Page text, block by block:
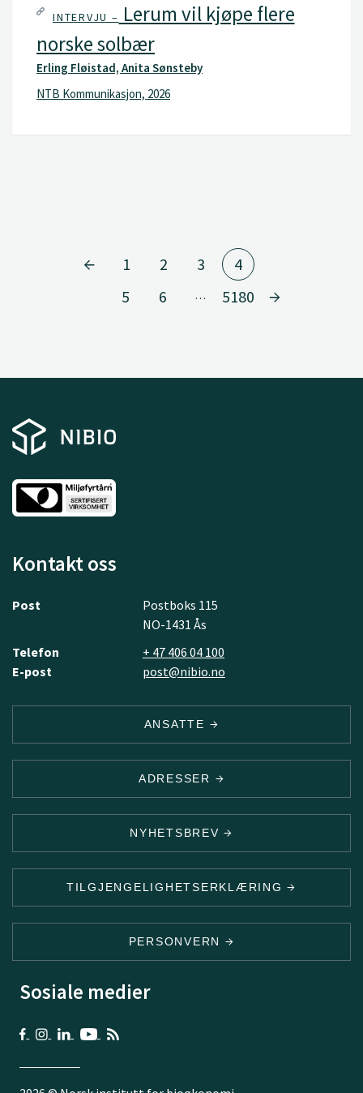
INTERVJU – Lerum vil kjøpe flere
norske solbær
Erling Fløistad, Anita Sønsteby
NTB Kommunikasjon, 2026
1 2 3
4
5
6 … 5180
Kontakt oss
Post
Postboks 115
NO-1431 Ås
Telefon
+ 47 406 04 100
E-post
post@nibio.no
ANSATTE
ADRESSER
NYHETSBREV
TILGJENGELIGHETSERKLÆRING
PERSONVERN
Sosiale medier